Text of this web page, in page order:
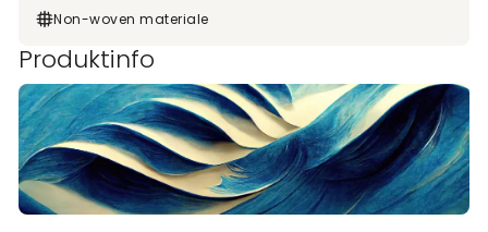
Non-woven materiale
Produktinfo